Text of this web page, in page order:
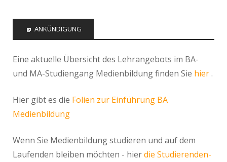
ANKÜNDIGUNG
Eine aktuelle Übersicht des Lehrangebots im BA-
und MA-Studiengang Medienbildung finden Sie hier.
Hier gibt es die Folien zur Einführung BA
Medienbildung
Wenn Sie Medienbildung studieren und auf dem
Laufenden bleiben möchten - hierdie Studierenden-